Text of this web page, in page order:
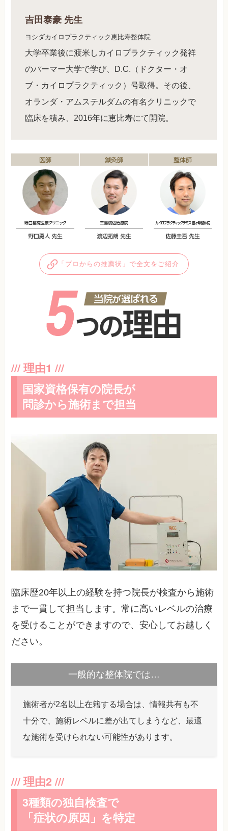
吉田泰豪 先生
ヨシダカイロプラクティック恵比寿整体院
大学卒業後に渡米しカイロプラクティック発祥
のパーマー大学で学び、D.C.（ドクター・オ
ブ・カイロプラクティック）号取得。その後、
オランダ・アムステルダムの有名クリニックで
臨床を積み、2016年に恵比寿にて開院。
「プロからの推薦状」で全文をご紹介
国家資格保有の院長が
問診から施術まで担当
臨床歴20年以上の経験を持つ院長が検査から施術
まで一貫して担当します。常に高いレベルの治療
を受けることができますので、安心してお越しく
ださい。
一般的な整体院では…
施術者が2名以上在籍する場合は、情報共有も不
十分で、施術レベルに差が出てしまうなど、最適
な施術を受けられない可能性があります。
3種類の独自検査で
「症状の原因」を特定